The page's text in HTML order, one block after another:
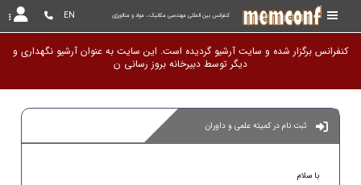
کنفرانس بین المللی مهندسی مکانیک ، مواد و متالورژی EN
کنفرانس برگزار شده و سایت آرشیو گردیده است. این سایت به عنوان آرشیو نگهداری و
دیگر توسط دبیرخانه بروز
ثبت نام در کمیته علمی و داوران
با سلام